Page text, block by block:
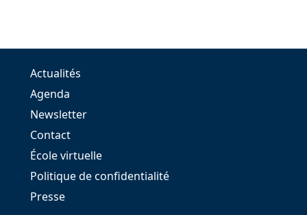
Actualités
Agenda
Newsletter
Contact
École virtuelle
Politique de confidentialité
Presse